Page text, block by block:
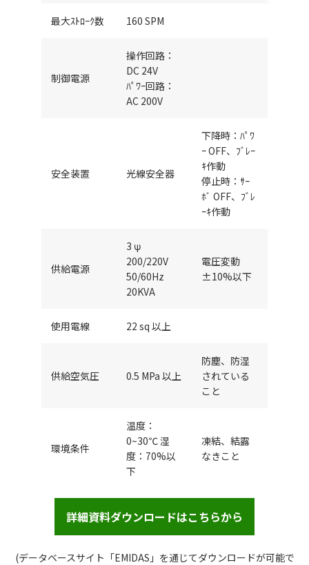
最大ｽﾄﾛｰｸ数 160 SPM
制御電源
操作回路：
DC 24V
ﾊﾟﾜｰ回路：
AC 200V
安全装置 光線安全器
下降時：ﾊﾟﾜ
ｰ OFF、ﾌﾞﾚｰ
ｷ作動
停止時：ｻｰ
ﾎﾞ OFF、ﾌﾞﾚ
ｰｷ作動
供給電源
3 ψ
200/220V
50/60Hz
20KVA
電圧変動
±10%以下
使用電線 22 sq 以上
供給空気圧 0.5 MPa 以上
防塵、防湿
されている
こと
環境条件
温度：
0~30℃ 湿
度：70%以
下
凍結、結露
なきこと
詳細資料ダウンロードはこちらから
(データベースサイト「EMIDAS」を通じてダウンロードが可能で